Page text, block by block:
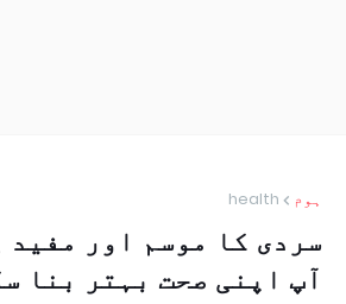
ہوم health
سردی کا موسم اور مفید
آپ اپنی صحت بہتر بنا